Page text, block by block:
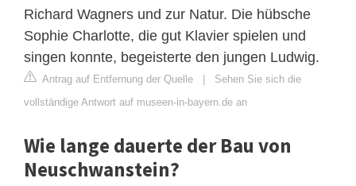
Richard Wagners und zur Natur. Die hübsche
Sophie Charlotte, die gut Klavier spielen und
singen konnte, begeisterte den jungen Ludwig.
Antrag auf Entfernung der Quelle | Sehen Sie sich die
vollständige Antwort auf museen-in-bayern.de an
Wie lange dauerte der Bau von
Neuschwanstein?